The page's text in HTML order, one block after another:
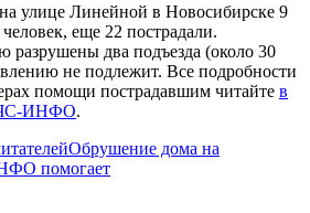
улице Линейной в Новосибирске 9
еще 22 пострадали.
разрушены два подъезда (около 30
не подлежит. Все подробности
помощи пострадавшим читайте в
ЧС-ИНФО.
Обрушение дома на
помогает